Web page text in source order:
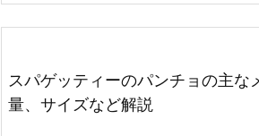
スパゲッティーのパンチョの主な
量、サイズなど解説